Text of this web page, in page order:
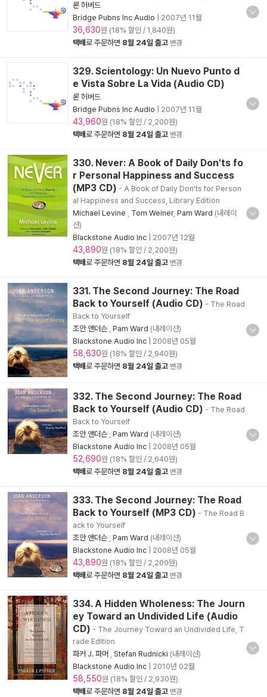
론 허버드
Bridge Pubns Inc Audio
2007년 11월
36,630원 (18% 할인 / 1,840원)
택배로 주문하면 8월 24일 출고 변경
329. Scientology: Un Nuevo Punto d
e Vista Sobre La Vida (Audio CD)
론 허버드
Bridge Pubns Inc Audio
2007년 11월
43,960원 (18% 할인 / 2,200원)
택배로 주문하면 8월 24일 출고 변경
330. Never: A Book of Daily Don'ts fo
r Personal Happiness and Success
(MP3 CD) - A Book of Daily Don'ts for Person
al Happiness and Success, Library Edition
Michael Levine
Tom Weiner, Pam Ward (내레이
션)
Blackstone Audio Inc
2007년 12월
43,890원 (18% 할인 / 2,200원)
택배로 주문하면 8월 24일 출고 변경
331. The Second Journey: The Road
Back to Yourself (Audio CD) - The Road
Back to Yourself
조안 앤더슨 Pam Ward (내레이션)
Blackstone Audio Inc
2008년 05월
58,630원 (18% 할인 / 2,940원)
택배로 주문하면 8월 24일 출고 변경
332. The Second Journey: The Road
Back to Yourself (Audio CD) - The Road
Back to Yourself
조안 앤더슨 Pam Ward (내레이션)
Blackstone Audio Inc
2008년 05월
52,690원 (18% 할인 / 2,640원)
택배로 주문하면 8월 24일 출고 변경
333. The Second Journey: The Road
Back to Yourself (MP3 CD) - The Road B
ack to Yourself
조안 앤더슨 Pam Ward (내레이션)
Blackstone Audio Inc
2008년 05월
43,890원 (18% 할인 / 2,200원)
택배로 주문하면 8월 24일 출고 변경
334. A Hidden Wholeness: The Journ
ey Toward an Undivided Life (Audio
CD) - The Journey Toward an Undivided Life, T
rade Edition
파커 J. 파머
Stefan Rudnicki (내레이션)
Blackstone Audio Inc
2010년 02월
58,550원 (18% 할인 / 2,930원)
택배로 주문하면 8월 24일 출고 변경